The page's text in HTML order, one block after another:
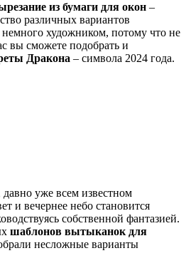
из бумаги для окон –
различных вариантов
художником, потому что не
вы сможете подобрать и
Дракона – символа 2024 года.
давно уже всем известном
и вечернее небо становится
собственной фантазией.
шаблонов вытыканок для
несложные варианты